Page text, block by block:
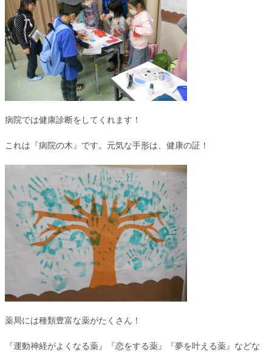
病院では健康診断をしてくれます！
これは『病院の木』です。元気な手形は、健康の証！
薬局には種類豊富な薬がたくさん！
『運動神経がよくなる薬』『恋をする薬』『夢を叶える薬』などな